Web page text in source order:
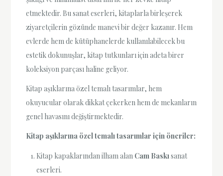
etmektedir. Bu sanat eserleri, kitaplarla birleşerek
ziyaretçilerin gözünde manevi bir değer kazanır. Hem
evlerde hem de kütüphanelerde kullanılabilecek bu
estetik dokunuşlar, kitap tutkunları için adeta birer
koleksiyon parçası haline geliyor.
Kitap aşıklarına özel temalı tasarımlar, hem
okuyucular olarak dikkat çekerken hem de mekanların
genel havasını değiştirmektedir.
Kitap aşıklarına özel temalı tasarımlar için öneriler:
Kitap kapaklarından ilham alan Cam Baskı sanat
eserleri.